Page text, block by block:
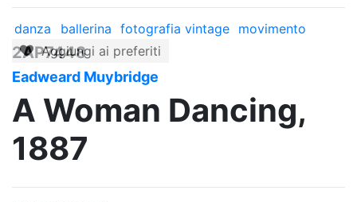
danza ballerina fotografia vintage
movimento
Aggiungi ai preferiti
2AP7448
Eadweard Muybridge
A Woman Dancing,
1887